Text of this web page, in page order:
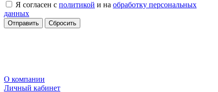
Я согласен с политикой и на обработку персональных
данных
Сбросить
О компании
Личный кабинет